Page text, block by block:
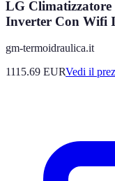
LG
Inverter Con Wifi
gm-termoidraulica.it
1115.69 EURVedi il